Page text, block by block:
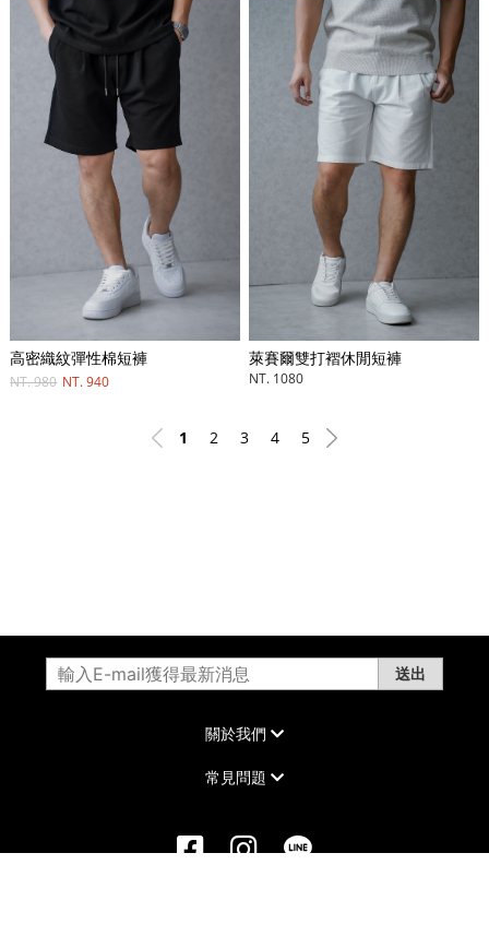
高密織紋彈性棉短褲
NT. 980 NT. 940
萊賽爾雙打褶休閒短褲
NT. 1080
1 2 3 4 5
送出
關於我們
常見問題